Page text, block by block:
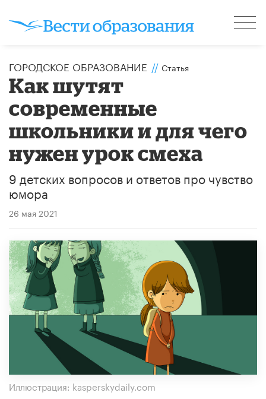
ГОРОДСКОЕ ОБРАЗОВАНИЕ // Статья
Как шутят
современные
школьники и для чего
нужен урок смеха
9 детских вопросов и ответов про чувство
юмора
26 мая 2021
Иллюстрация: kasperskydaily.com